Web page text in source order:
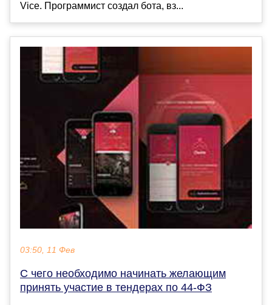
Vice. Программист создал бота, вз...
03:50, 11 Фев
С чего необходимо начинать желающим
принять участие в тендерах по 44-ФЗ